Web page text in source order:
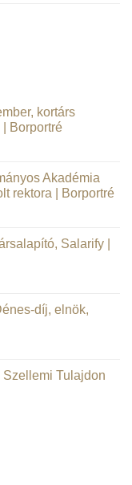
kortárs
Borportré
Akadémia
rektora | Borportré
Salarify |
díj, elnök,
Tulajdon